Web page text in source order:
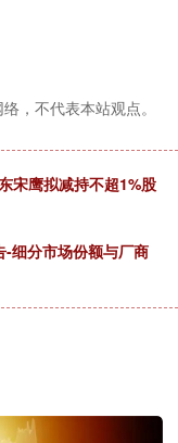
，不代表本站观点。
宋鹰拟减持不超1%股
-细分市场份额与厂商